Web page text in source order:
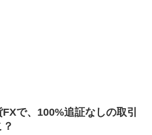
で、100%追証なしの取引